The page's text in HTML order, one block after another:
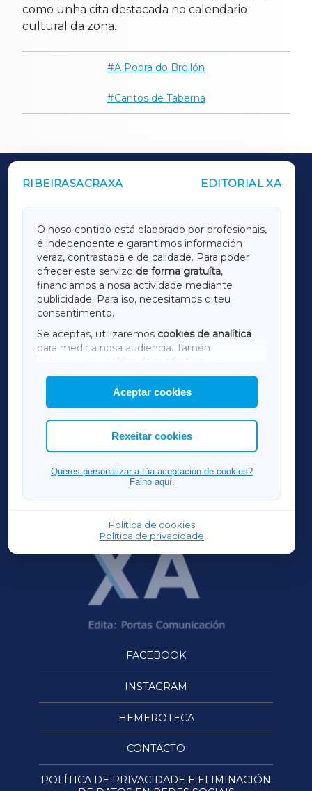
como unha cita destacada no calendario
cultural da zona.
A Pobra do Brollón
Cantos de Taberna
RIBEIRASACRAXA EDITORIAL XA
O noso contido está elaborado por profesionais,
é independente e garantimos información
veraz, contrastada e de calidade. Para poder
ofrecer este servizo de forma gratuíta,
financiamos a nosa actividade mediante
publicidade. Para iso, necesitamos o teu
consentimento.
Se aceptas, utilizaremos cookies de analítica
para medir a nosa audiencia. Tamén
utilizaremos
cookies de marketing
mostrar publicidade de terceiros.
Así mesmo, podes personalizar a elección das
cookies que desexas permitir.
Aceptar cookies
Rexeitar cookies
Queres personalizar a túa aceptación de cookies?
Faino aquí.
Política de cookies
Política de privacidade
OUTROS PERIÓDICOS
LUGOXA
TERRACHAXA
AMARIÑAXA
RIBEIRASACRAXA
ACORUÑAXA
FERROLXA
OURENSEXA
FACEBOOK
INSTAGRAM
HEMEROTECA
CONTACTO
POLÍTICA DE PRIVACIDADE E ELIMINACIÓN